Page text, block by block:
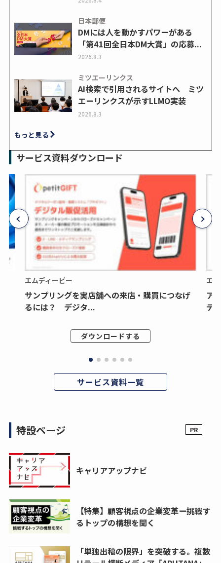
日本郵便
DMには人を動かすパワーがある
「第41回全日本DM大賞」の応募...
2026.8.3
ミツエーリンクス
AI検索で引用されるサイトへ ミツ
エーリンクスが示すLLMO実装
2026.8.3
もっと見る
サービス資料ダウンロード
エムディーピー
サンプリングを実店舗への来店・購買につなげ
るには？ デジタ...
ダウンロードする
エ
ア
デ
サービス資料一覧
特設ページ
キャリアアップナビ
【特集】顧客視点の企業変革ー挑戦す
るトップの構想を聞く
「単独出稿の限界」を突破する。複数